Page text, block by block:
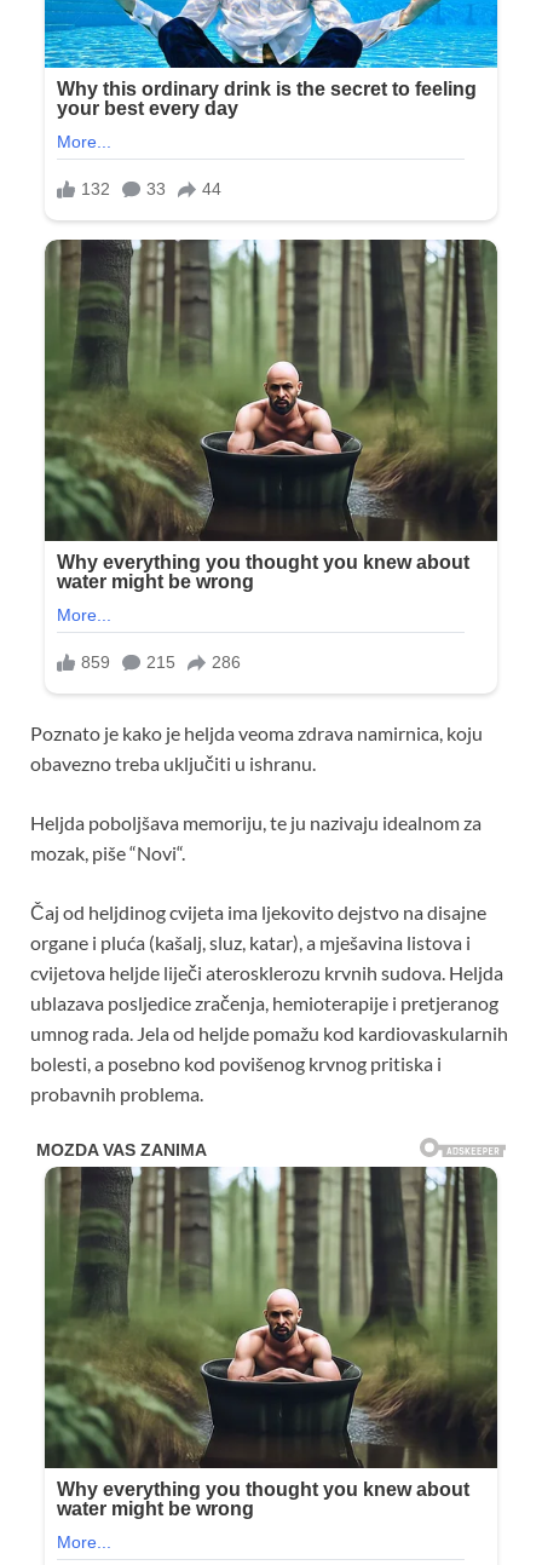
Poznato je kako je heljda veoma zdrava namirnica, koju
obavezno treba uključiti u ishranu.
Heljda poboljšava memoriju, te ju nazivaju idealnom za
mozak, piše “Novi“.
Čaj od heljdinog cvijeta ima ljekovito dejstvo na disajne
organe i pluća (kašalj, sluz, katar), a mješavina listova i
cvijetova heljde liječi aterosklerozu krvnih sudova. Heljda
ublazava posljedice zračenja, hemioterapije i pretjeranog
umnog rada. Jela od heljde pomažu kod kardiovaskularnih
bolesti, a posebno kod povišenog krvnog pritiska i
probavnih problema.